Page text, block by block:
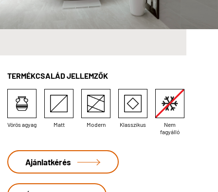
TERMÉKCSALÁD JELLEMZŐK
Vörös agyag Matt Modern Klasszikus
Nem
fagyálló
Ajánlatkérés